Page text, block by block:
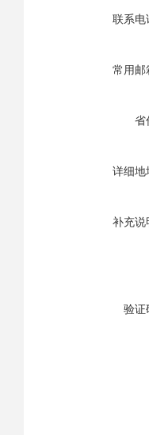
联系电
常用邮
省
详细地
补充说
验证